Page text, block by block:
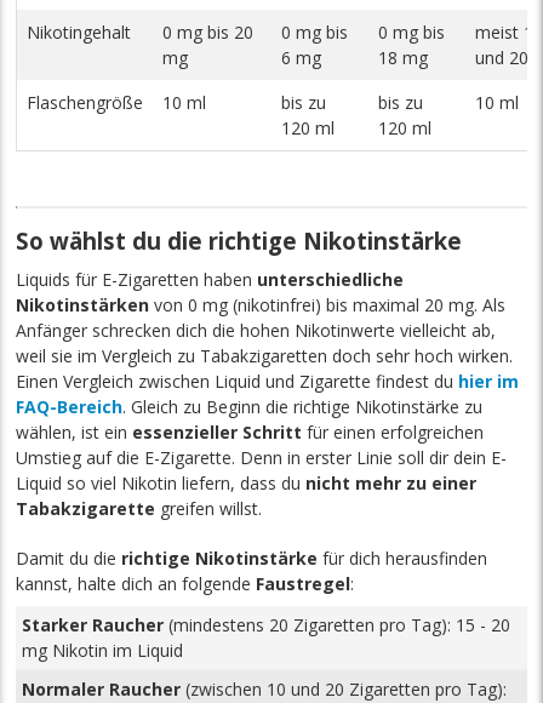
Nikotingehalt
0 mg bis 20
mg
0 mg bis
6 mg
0 mg bis
18 mg
meist
und 20
Flaschengröße
10 ml
bis zu
120 ml
bis zu
120 ml
10 ml
So wählst du die richtige Nikotinstärke
Liquids für E-Zigaretten haben unterschiedliche
Nikotinstärken von 0 mg (nikotinfrei) bis maximal 20 mg. Als
Anfänger schrecken dich die hohen Nikotinwerte vielleicht ab,
weil sie im Vergleich zu Tabakzigaretten doch sehr hoch wirken.
Einen Vergleich zwischen Liquid und Zigarette findest du hier im
FAQ-Bereich. Gleich zu Beginn die richtige Nikotinstärke zu
wählen, ist ein essenzieller Schritt für einen erfolgreichen
Umstieg auf die E-Zigarette. Denn in erster Linie soll dir dein E-
Liquid so viel Nikotin liefern, dass du nicht mehr zu einer
Tabakzigarette greifen willst.
Damit du die richtige Nikotinstärke für dich herausfinden
kannst, halte dich an folgende Faustregel:
Starker Raucher (mindestens 20 Zigaretten pro Tag): 15 - 20
mg Nikotin im Liquid
Normaler Raucher (zwischen 10 und 20 Zigaretten pro Tag):